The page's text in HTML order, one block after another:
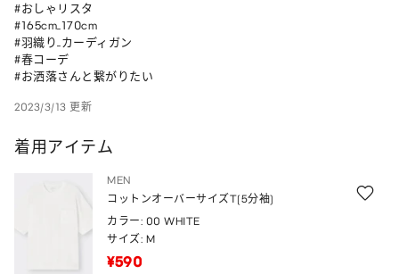
#おしゃリスタ
#165cm_170cm
#羽織り_カーディガン
#春コーデ
#お洒落さんと繋がりたい
2023/3/13 更新
着用アイテム
MEN
コットンオーバーサイズT(5分袖)
カラー: 00 WHITE
サイズ: M
¥590